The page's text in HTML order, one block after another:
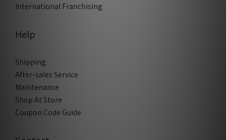
International Franchising
Help
Shipping
After-sales Service
Maintenance
Shop At Store
Coupon Code Guide